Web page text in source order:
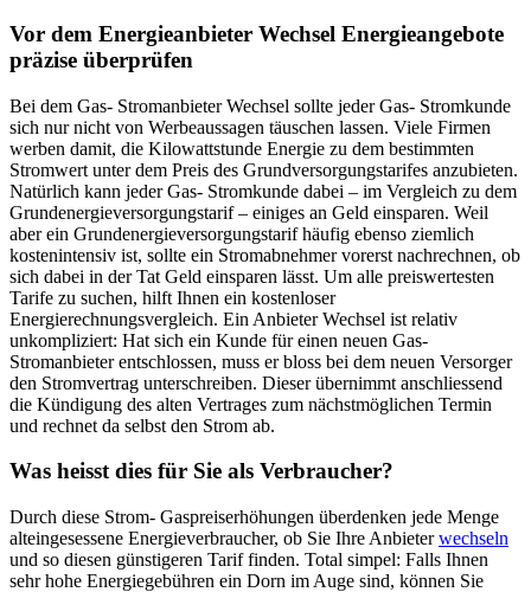
Vor dem Energieanbieter Wechsel Energieangebote
präzise überprüfen
Bei dem Gas- Stromanbieter Wechsel sollte jeder Gas- Stromkunde
sich nur nicht von Werbeaussagen täuschen lassen. Viele Firmen
werben damit, die Kilowattstunde Energie zu dem bestimmten
Stromwert unter dem Preis des Grundversorgungstarifes anzubieten.
Natürlich kann jeder Gas- Stromkunde dabei – im Vergleich zu dem
Grundenergieversorgungstarif – einiges an Geld einsparen. Weil
aber ein Grundenergieversorgungstarif häufig ebenso ziemlich
kostenintensiv ist, sollte ein Stromabnehmer vorerst nachrechnen, ob
sich dabei in der Tat Geld einsparen lässt. Um alle preiswertesten
Tarife zu suchen, hilft Ihnen ein kostenloser
Energierechnungsvergleich. Ein Anbieter Wechsel ist relativ
unkompliziert: Hat sich ein Kunde für einen neuen Gas-
Stromanbieter entschlossen, muss er bloss bei dem neuen Versorger
den Stromvertrag unterschreiben. Dieser übernimmt anschliessend
die Kündigung des alten Vertrages zum nächstmöglichen Termin
und rechnet da selbst den Strom ab.
Was heisst dies für Sie als Verbraucher?
Durch diese Strom- Gaspreiserhöhungen überdenken jede Menge
alteingesessene Energieverbraucher, ob Sie Ihre Anbieterwechseln
und so diesen günstigeren Tarif finden. Total simpel: Falls Ihnen
sehr hohe Energiegebühren ein Dorn im Auge sind, können Sie